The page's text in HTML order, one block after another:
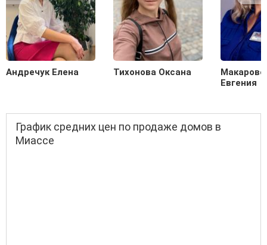
Андречук Елена Тихонова Оксана
Евгения
График средних цен по продаже домов в
Миассе